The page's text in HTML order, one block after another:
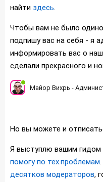
найти здесь.
Чтобы вам не было
подпишу вас на себя - я
информировать вас о
сделали прекрасного и
Майор Вихрь -
Но вы можете и
Я выступлю вашим
помогу по тех.проблемам
десятков модераторов,